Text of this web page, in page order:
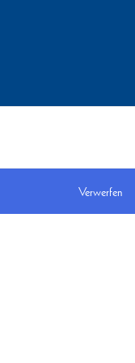
Verwerfen